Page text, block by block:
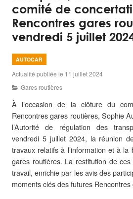
comité de
Rencontres gares
vendredi 5 juillet
AUTOCAR
Actualité publiée le 11 juillet 2024
Gares routières
À l’occasion de la clôture du
Rencontres gares routières, Sophie
l’Autorité de régulation des
vendredi 5 juillet 2024, la réunion
travaux relatifs à l’information et à la
gares routières. La restitution de
travail, enrichie par les avis des
moments clés des futures